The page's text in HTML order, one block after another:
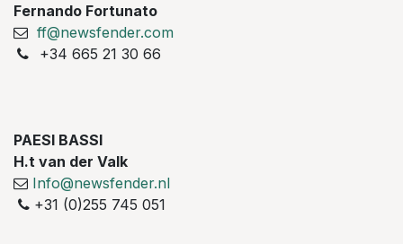
Fernando Fortunato
ff@newsfender.com
+34 665 21 30 66
PAESI BASSI
H.t van der Valk
Info@newsfender.nl
+31 (0)255 745 051